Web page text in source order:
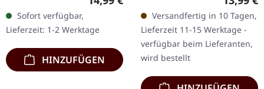
Darkspace präsentiert mit
'Dark Space -II'…
Sofort verfügbar,
Lieferzeit: 1-2 Werktage
HINZUFÜGEN
mystischen Variante des
atmosphärischen…
Versandfertig in 10 Tagen,
Lieferzeit 11-15 Werktage -
verfügbar beim Lieferanten,
wird bestellt